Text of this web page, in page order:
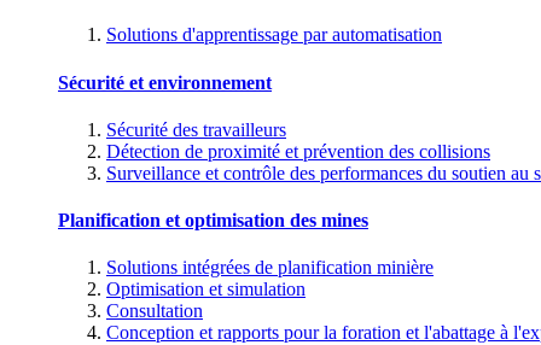
Solutions d'apprentissage par automatisation
Sécurité et environnement
Sécurité des travailleurs
Détection de proximité et prévention des collisions
Surveillance et contrôle des performances du soutien au
Planification et optimisation des mines
Solutions intégrées de planification minière
Optimisation et simulation
Consultation
Conception et rapports pour la foration et l'abattage à